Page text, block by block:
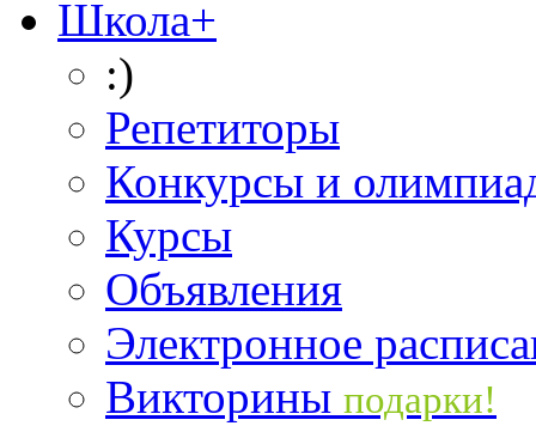
Школа+
:)
Репетиторы
Конкурсы и
Курсы
Объявления
Электронное
Викторины подарки!